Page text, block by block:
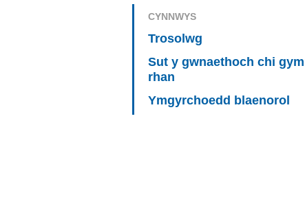
CYNNWYS
Trosolwg
Sut y gwnaethoch chi
rhan
Ymgyrchoedd blaenorol